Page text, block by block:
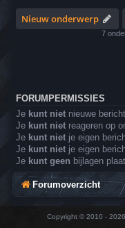
Nieuw onderwerp
7
FORUMPERMISSIES
Je kunt niet nieuwe
Je kunt niet reageren op
Je kunt niet je eigen
Je kunt niet je eigen
Je kunt geen bijlagen
Forumoverzicht
Copyright © 2010 -